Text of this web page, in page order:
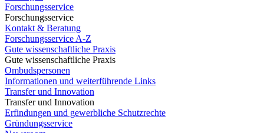
Forschungsservice
Forschungsservice
Kontakt & Beratung
Forschungsservice A-Z
Gute wissenschaftliche Praxis
Gute wissenschaftliche Praxis
Ombudspersonen
Informationen und weiterführende Links
Transfer und Innovation
Transfer und Innovation
Erfindungen und gewerbliche Schutzrechte
Gründungsservice